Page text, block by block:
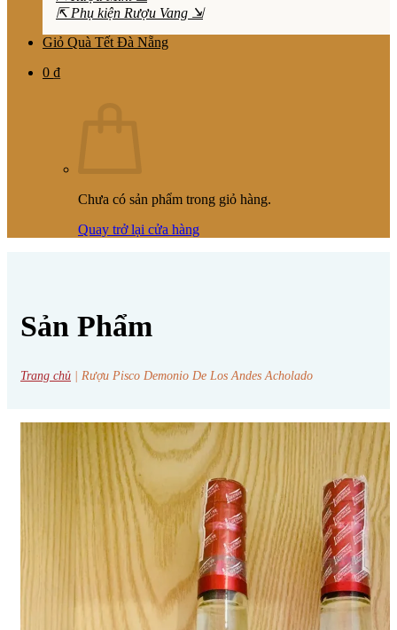
⇱ Phụ kiện Rượu Vang ⇲
Giỏ Quà Tết Đà Nẵng
0 ₫
Chưa có sản phẩm trong giỏ hàng.
Quay trở lại cửa hàng
Sản Phẩm
Trang chủ Rượu Pisco Demonio De Los Andes Acholado